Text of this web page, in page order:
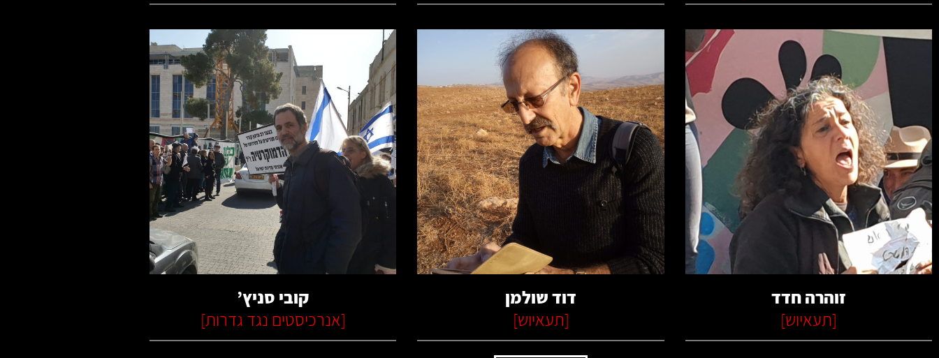
קרא עוד
זוהרה חדד
[תעאיוש]
קרא עוד
דוד שולמן
[תעאיוש]
קרא עוד
קובי סניץ’
[אנרכיסטים נגד גדרות]